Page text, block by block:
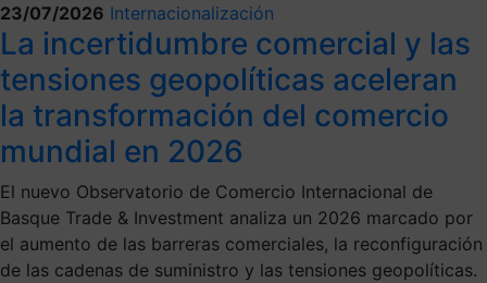
23/07/2026 Internacionalización
La incertidumbre comercial y las
tensiones geopolíticas aceleran
la transformación del comercio
mundial en 2026
El nuevo Observatorio de Comercio Internacional de
Basque Trade & Investment analiza un 2026 marcado por
el aumento de las barreras comerciales, la reconfiguración
de las cadenas de suministro y las tensiones geopolíticas.